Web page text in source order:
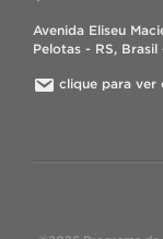
Avenida Eliseu
Pelotas - RS,
clique para ver